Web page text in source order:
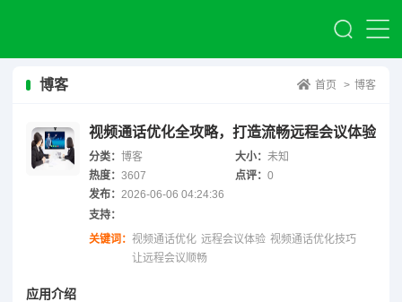
博客 首页 > 博客
视频通话优化全攻略，打造流畅远程会议体验
分类： 博客 大小：未知
热度： 3607 点评：0
发布： 2026-06-06 04:24:36
支持：
关键词： 视频通话优化 远程会议体验 视频通话优化技巧
让远程会议顺畅
应用介绍